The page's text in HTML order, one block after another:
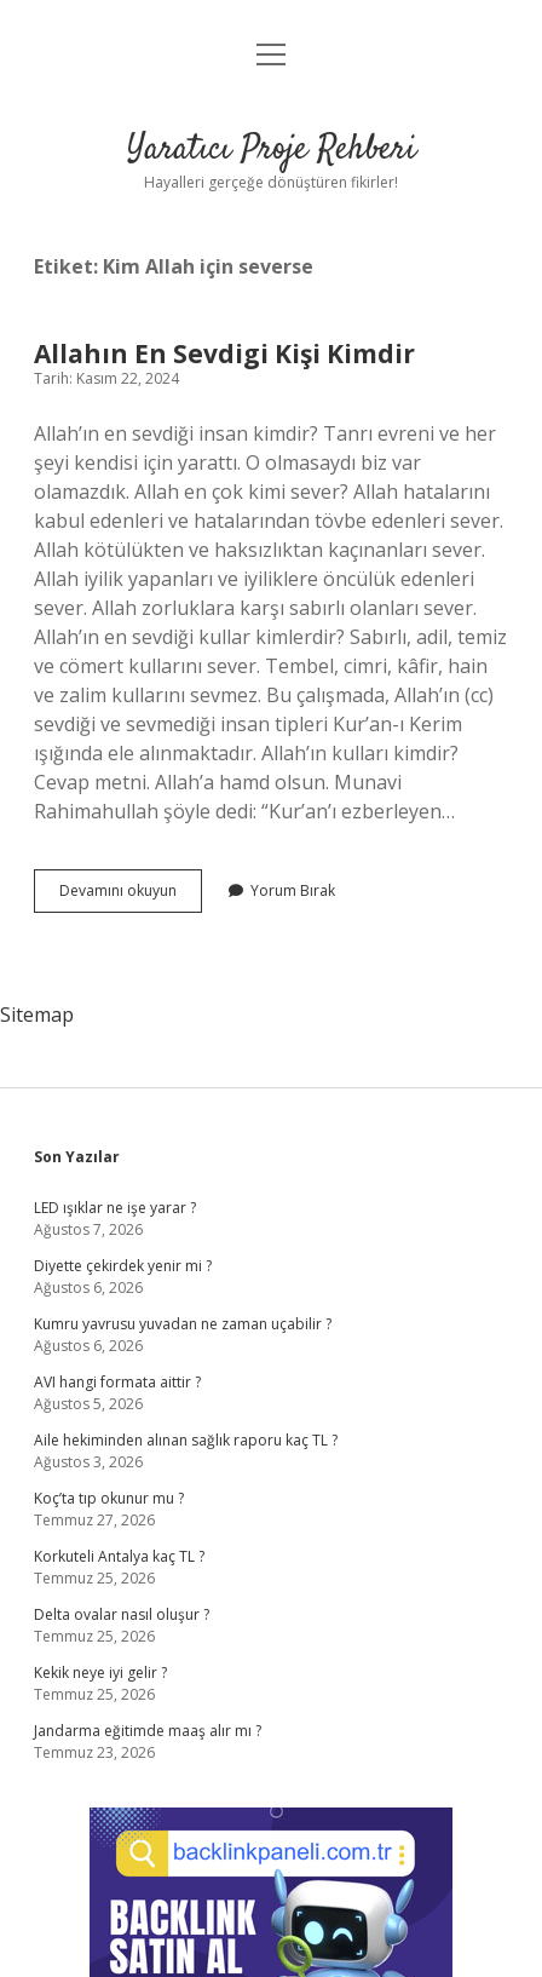
Anasayfa
Yasal Uyarı
menüyü
Yaratıcı Proje Rehberi
Hayalleri gerçeğe dönüştüren fikirler!
Etiket: Kim Allah için severse
Allahın En Sevdigi Kişi Kimdir
Tarih: Kasım 22, 2024
Allah’ın en sevdiği insan kimdir? Tanrı evreni ve her
şeyi kendisi için yarattı. O olmasaydı biz var
olamazdık. Allah en çok kimi sever? Allah hatalarını
kabul edenleri ve hatalarından tövbe edenleri sever.
Allah kötülükten ve haksızlıktan kaçınanları sever.
Allah iyilik yapanları ve iyiliklere öncülük edenleri
sever. Allah zorluklara karşı sabırlı olanları sever.
Allah’ın en sevdiği kullar kimlerdir? Sabırlı, adil, temiz
ve cömert kullarını sever. Tembel, cimri, kâfir, hain
ve zalim kullarını sevmez. Bu çalışmada, Allah’ın (cc)
sevdiği ve sevmediği insan tipleri Kur’an-ı Kerim
ışığında ele alınmaktadır. Allah’ın kulları kimdir?
Cevap metni. Allah’a hamd olsun. Munavi
Rahimahullah şöyle dedi: “Kur’an’ı ezberleyen…
Devamını okuyun
En
Yorum Bırak
Sitemap
Sidebar
Son Yazılar
LED ışıklar ne işe yarar ?
Ağustos 7, 2026
Diyette çekirdek yenir mi ?
Ağustos 6, 2026
Kumru yavrusu yuvadan ne zaman uçabilir ?
Ağustos 6, 2026
AVI hangi formata aittir ?
Ağustos 5, 2026
Aile hekiminden alınan sağlık raporu kaç TL ?
Ağustos 3, 2026
Koç’ta tıp okunur mu ?
Temmuz 27, 2026
Korkuteli Antalya kaç TL ?
Temmuz 25, 2026
Delta ovalar nasıl oluşur ?
Temmuz 25, 2026
Kekik neye iyi gelir ?
Temmuz 25, 2026
Jandarma eğitimde maaş alır mı ?
Temmuz 23, 2026